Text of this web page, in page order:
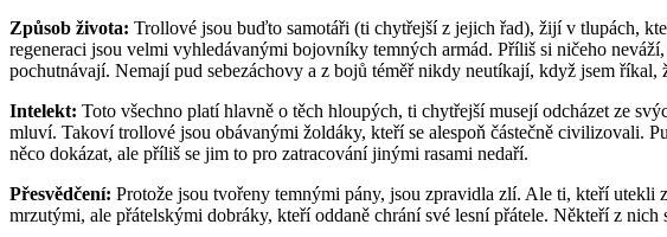
Způsob života: Trollové jsou buďto samotáři (ti chytřejší z jejich řad), žijí v tlupách,
regeneraci jsou velmi vyhledávanými bojovníky temných armád. Příliš si ničeho
pochutnávají. Nemají pud sebezáchovy a z bojů téměř nikdy neutíkají, když jsem
Intelekt: Toto všechno platí hlavně o těch hloupých, ti chytřejší musejí odcházet ze
mluví. Takoví trollové jsou obávanými žoldáky, kteří se alespoň částečně civilizovali.
něco dokázat, ale příliš se jim to pro zatracování jinými rasami nedaří.
Přesvědčení: Protože jsou tvořeny temnými pány, jsou zpravidla zlí. Ale ti, kteří utekli
mrzutými, ale přátelskými dobráky, kteří oddaně chrání své lesní přátele. Někteří z